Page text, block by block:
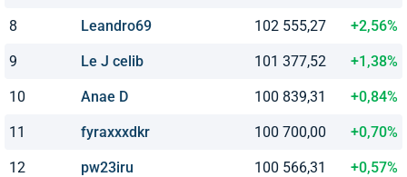
8 Leandro69 102 555,27 +2,56%
9 Le J celib 101 377,52 +1,38%
10 Anae D 100 839,31 +0,84%
11 fyraxxxdkr 100 700,00 +0,70%
12 pw23iru 100 566,31 +0,57%